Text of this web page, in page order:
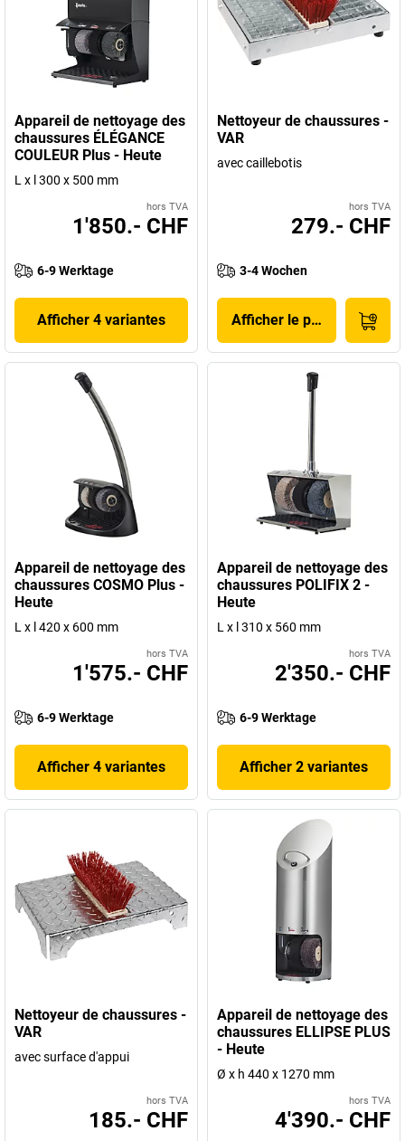
Appareil de nettoyage des
chaussures ÉLÉGANCE
COULEUR Plus - Heute
L x l 300 x 500 mm
hors TVA
1'850.- CHF
6-9 Werktage
Afficher 4 variantes
Nettoyeur de chaussures -
VAR
avec caillebotis
hors TVA
279.- CHF
3-4 Wochen
Afficher le produit
Appareil de nettoyage des
chaussures COSMO Plus -
Heute
L x l 420 x 600 mm
hors TVA
1'575.- CHF
6-9 Werktage
Afficher 4 variantes
Appareil de nettoyage des
chaussures POLIFIX 2 -
Heute
L x l 310 x 560 mm
hors TVA
2'350.- CHF
6-9 Werktage
Afficher 2 variantes
Nettoyeur de chaussures -
VAR
avec surface d'appui
hors TVA
185.- CHF
Appareil de nettoyage des
chaussures ELLIPSE PLUS
- Heute
Ø x h 440 x 1270 mm
hors TVA
4'390.- CHF